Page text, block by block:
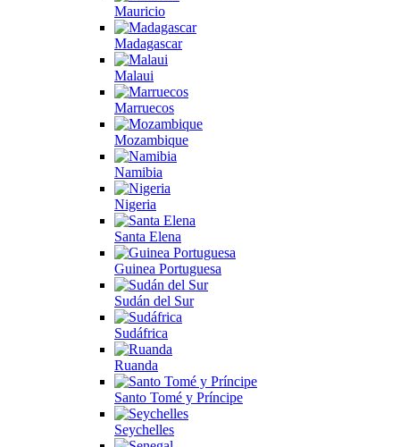
Mauricio
Madagascar
Malaui
Marruecos
Mozambique
Namibia
Nigeria
Santa Elena
Guinea Portuguesa
Sudán del Sur
Sudáfrica
Ruanda
Santo Tomé y Príncipe
Seychelles